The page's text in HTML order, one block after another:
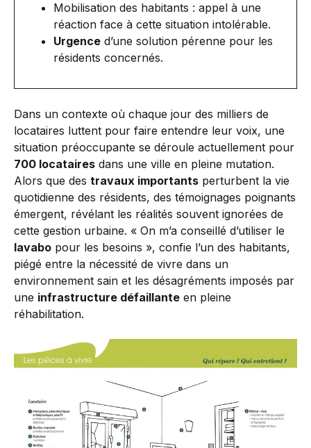
Mobilisation des habitants : appel à une
réaction face à cette situation intolérable.
Urgence d’une solution pérenne pour les
résidents concernés.
Dans un contexte où chaque jour des milliers de
locataires luttent pour faire entendre leur voix, une
situation préoccupante se déroule actuellement pour
700 locataires dans une ville en pleine mutation.
Alors que des travaux importants perturbent la vie
quotidienne des résidents, des témoignages poignants
émergent, révélant les réalités souvent ignorées de
cette gestion urbaine. « On m’a conseillé d’utiliser le
lavabo pour les besoins », confie l’un des habitants,
piégé entre la nécessité de vivre dans un
environnement sain et les désagréments imposés par
une infrastructure défaillante en pleine
réhabilitation.